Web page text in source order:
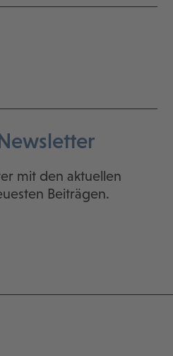
mit den aktuellen
Beiträgen.